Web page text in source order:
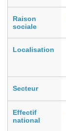
Raison
sociale
Localisation
Secteur
Effectif
national